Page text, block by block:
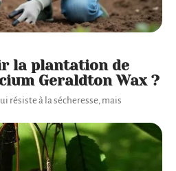
la plantation de
Geraldton Wax ?
résiste à la sécheresse, mais